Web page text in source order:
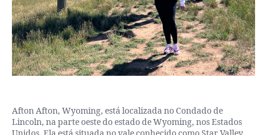
Afton Afton, Wyoming, está localizada no Condado de
Lincoln, na parte oeste do estado de Wyoming, nos Estados